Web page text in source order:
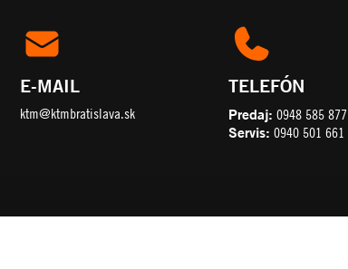
E-MAIL
ktm@ktmbratislava.sk
TELEFÓN
Predaj: 0948 585 877
Servis: 0940 501 661